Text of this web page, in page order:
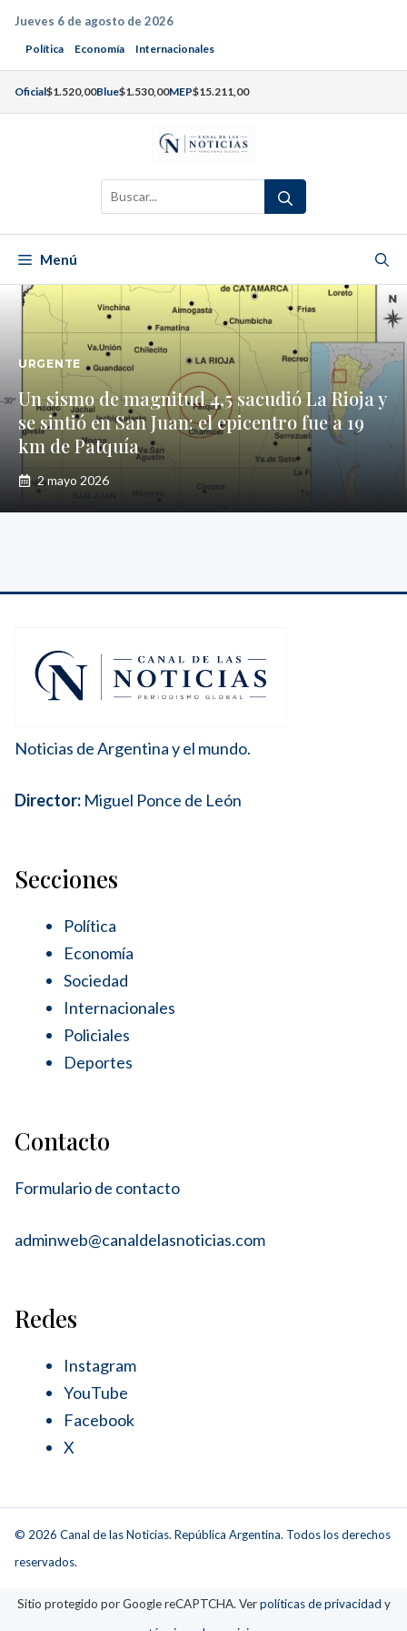
Saltar
contenido
Jueves 6 de agosto de 2026
Política Economía Internacionales
Oficial$1.520,00Blue$1.530,00MEP$15.211,00
Buscar:
Menú
URGENTE
Un sismo de magnitud 4,5 sacudió La Rioja y
se sintió en San Juan: el epicentro fue a 19
km de Patquía
2 mayo 2026
Noticias de Argentina y el mundo.
Director: Miguel Ponce de León
Secciones
Política
Economía
Sociedad
Internacionales
Policiales
Deportes
Contacto
Formulario de contacto
adminweb@canaldelasnoticias.com
Redes
Instagram
YouTube
Facebook
X
© 2026 Canal de las Noticias. República Argentina. Todos los derechos
reservados.
Sitio protegido por Google reCAPTCHA. Verpolíticas de privacidad y